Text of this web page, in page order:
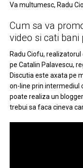
Va multumesc, Radu
Cum sa va
video si cati
Radu Ciofu,
pe Catalin Palavescu,
Discutia este axata pe
on-line prin intermediul
poate realiza un
trebui sa faca cineva